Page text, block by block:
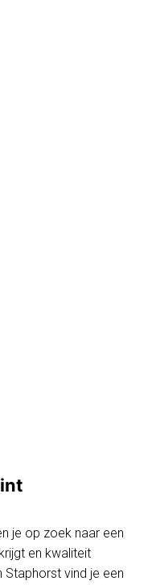
je op zoek naar een
en kwaliteit
Staphorst vind je een